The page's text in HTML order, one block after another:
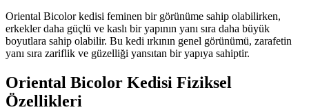
Oriental Bicolor kedisi feminen bir görünüme sahip olabilirken,
erkekler daha güçlü ve kaslı bir yapının yanı sıra daha büyük
boyutlara sahip olabilir. Bu kedi ırkının genel görünümü, zarafetin
yanı sıra zariflik ve güzelliği yansıtan bir yapıya sahiptir.
Oriental Bicolor Kedisi Fiziksel
Özellikleri